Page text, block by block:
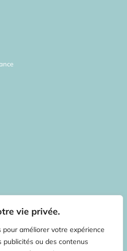
vie privée.
pour améliorer votre expérience
ou des contenus